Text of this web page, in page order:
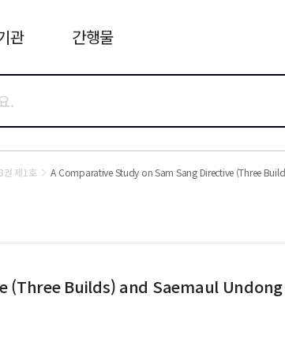
관 간행물
권 제1호 A Comparative Study on Sam Sang Directive (Three
Builds) and Saemaul Undong